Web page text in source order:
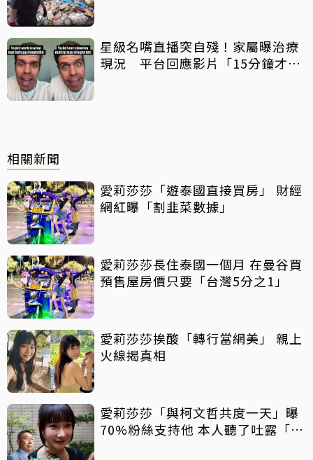
星級名嘴直播突自殘！家屬曝治療
現況 平台回應影片「15分鐘才下
相關新聞
愛莉莎莎「遊泰國直接買房」 財經
網紅曝「割韭菜數據」
愛莉莎莎長住泰國一個月 在曼谷買
預售屋房價只要「台灣5分之1」
愛莉莎莎挨酸「轉行當網美」 親上
火線揭真相
愛莉莎莎「與柯文哲共度一天」曝
70%粉絲支持他 本人聽了吐露「殘